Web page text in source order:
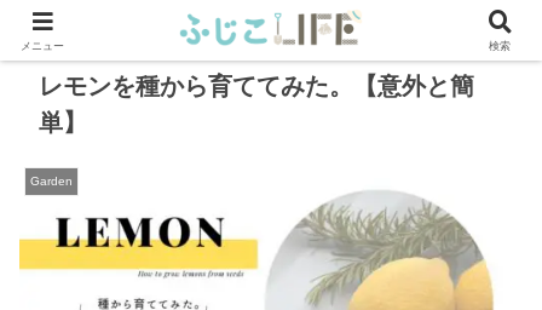
PRあり
レモンを種から育ててみた。【意外と簡
単】
Garden
メニュー 検索